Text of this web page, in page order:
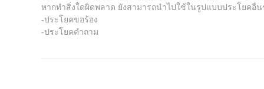
หากทําสิ่งใดผิดพลาด ยังสามารถนําไปใช้ในรูปแบบประโยคอื่น
-ประโยคขอร้อง
-ประโยคคําถาม